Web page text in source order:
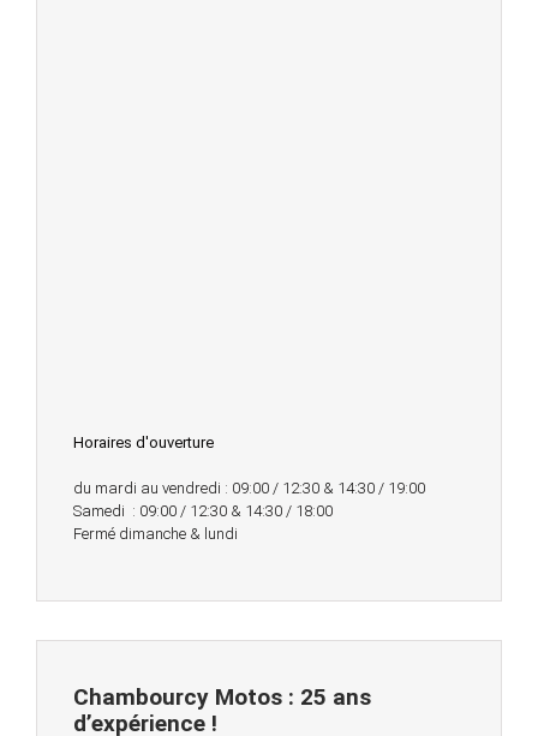
Horaires d'ouverture
du mardi au vendredi : 09:00 / 12:30 & 14:30 / 19:00
Samedi : 09:00 / 12:30 & 14:30 / 18:00
Fermé dimanche & lundi
Chambourcy Motos : 25 ans
d’expérience !